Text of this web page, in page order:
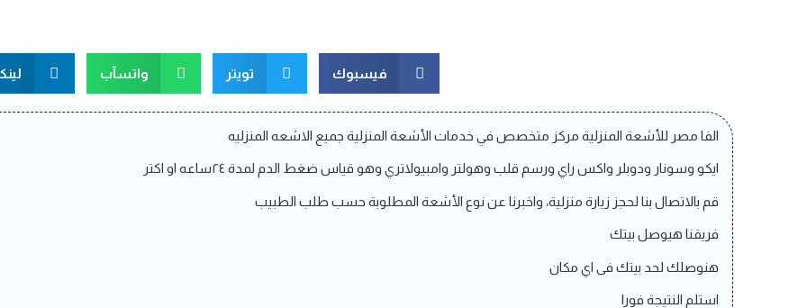
فيسبوك تويتر واتسآب
الفا مصر للأشعة المنزلية مركز متخصص في خدمات الأشعة المنزلية جميع الاشعه المنزليه
ايكو وسونار ودوبلر واكس راي ورسم قلب وهولتر وامبيولاتري وهو قياس ضغط الدم لمدة ٢٤ساعه او اكتر
قم بالاتصال بنا لحجز زيارة منزلية، واخبرنا عن نوع الأشعة المطلوبة حسب طلب الطبيب
فريقنا هيوصل بيتك
هنوصلك لحد بيتك فى اي مكان
استلم النتيجة فورا